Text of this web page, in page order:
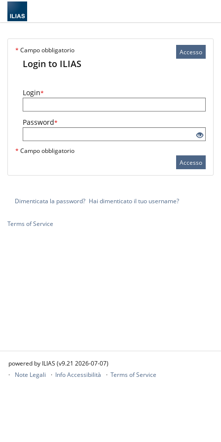
Accesso
* Campo obbligatorio
Login to ILIAS
Login*
Password*
* Campo obbligatorio
Accesso
Dimenticata la password? Hai dimenticato il tuo username?
Terms of Service
powered by ILIAS (v9.21 2026-07-07)
Note Legali
Info Accessibilità Terms of Service